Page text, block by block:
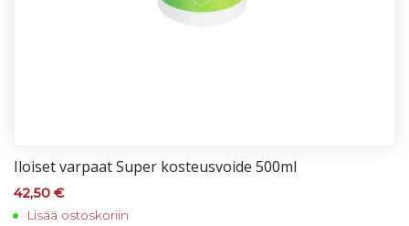
Iloi­set var­paat Su­per kos­teus­voi­de 500ml
42,50 €
Lisää ostoskoriin